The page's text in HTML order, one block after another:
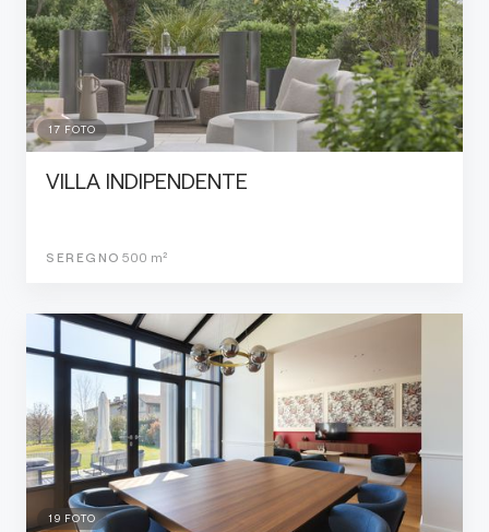
17 FOTO
VILLA INDIPENDENTE
SEREGNO 500 m²
19 FOTO